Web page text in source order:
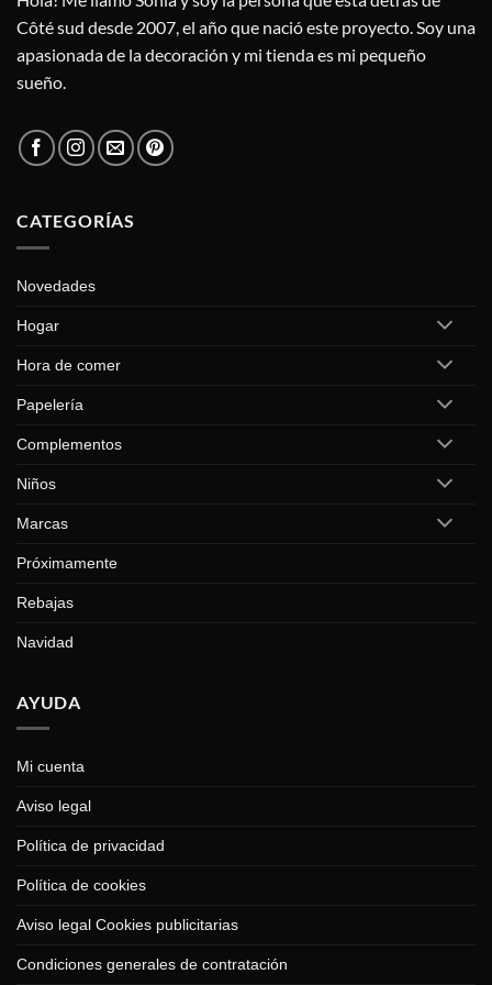
Côté sud desde 2007, el año que nació este proyecto. Soy una
apasionada de la decoración y mi tienda es mi pequeño
sueño.
CATEGORÍAS
Novedades
Hogar
Hora de comer
Papelería
Complementos
Niños
Marcas
Próximamente
Rebajas
Navidad
AYUDA
Mi cuenta
Aviso legal
Política de privacidad
Política de cookies
Aviso legal Cookies publicitarias
Condiciones generales de contratación